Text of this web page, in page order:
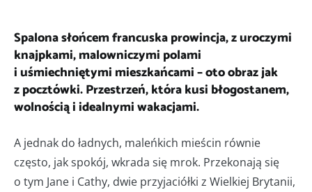
Spalona słońcem francuska prowincja, z uroczymi
knajpkami, malowniczymi polami
i uśmiechniętymi mieszkańcami – oto obraz jak
z pocztówki. Przestrzeń, która kusi błogostanem,
wolnością i idealnymi wakacjami.
A jednak do ładnych, maleńkich mieścin równie
często, jak spokój, wkrada się mrok. Przekonają się
o tym Jane i Cathy, dwie przyjaciółki z Wielkiej Brytanii,